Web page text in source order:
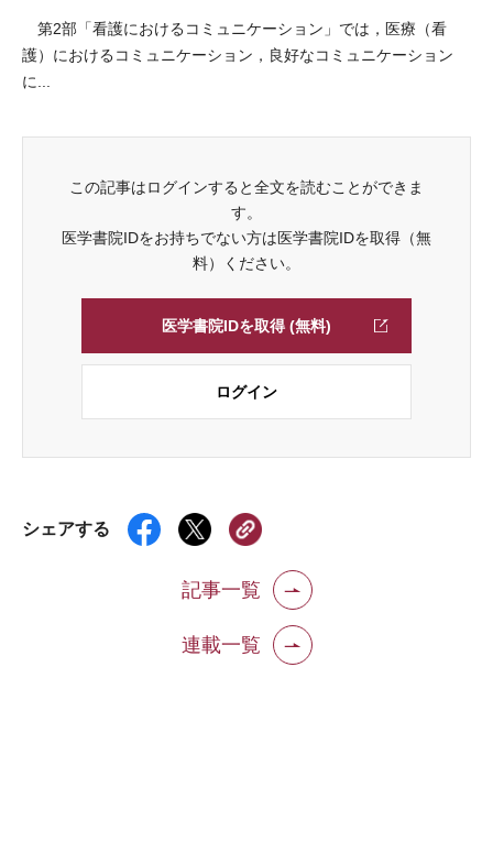
第2部「看護におけるコミュニケーション」では，医療（看
護）におけるコミュニケーション，良好なコミュニケーション
に...
この記事はログインすると全文を読むことができま
す。
医学書院IDをお持ちでない方は医学書院IDを取得（無
料）ください。
医学書院IDを取得 (無料)
ログイン
シェアする
記事一覧
連載一覧